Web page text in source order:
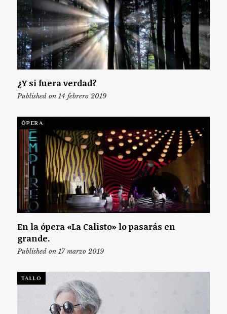
¿Y si fuera verdad?
Published on 14 febrero 2019
ÓPERA
En la ópera «La Calisto» lo pasarás en
grande.
Published on 17 marzo 2019
TALLO